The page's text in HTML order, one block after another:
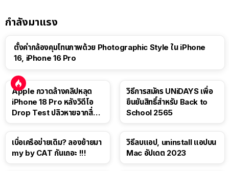
กำลังมาแรง
ตั้งค่ากล้องคุมโทนภาพด้วย Photographic Style ใน iPhone
16, iPhone 16 Pro
Apple กวาดล้างคลิปหลุด
iPhone 18 Pro หลังวิดีโอ
Drop Test ปลิวหายจากสื่อ
วิธีการสมัคร UNiDAYS เพื่อ
ยืนยันสิทธิ์สำหรับ Back to
School 2565
เบื่อเครือข่ายเดิม? ลองย้ายมา
my by CAT กันเถอะ !!!
วิธีลบแอป, uninstall แอปบน
Mac อัปเดต 2023